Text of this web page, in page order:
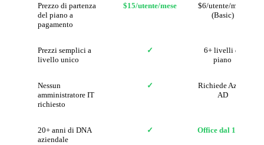
Prezzo di partenza
del piano a
pagamento
$15/utente/mese
$6/utente/mese
(Basic)
Prezzi semplici a
livello unico
✓
6+ livelli di
piano
Nessun
amministratore IT
richiesto
✓
Richiede Azure
AD
20+ anni di DNA
aziendale
✓ Office dal 1990